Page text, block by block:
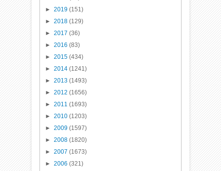
►2019(151)
►2018(129)
►2017(36)
►2016(83)
►2015(434)
►2014(1241)
►2013(1493)
►2012(1656)
►2011(1693)
►2010(1203)
►2009(1597)
►2008(1820)
►2007(1673)
►2006(321)